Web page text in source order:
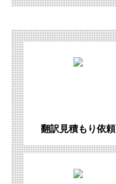
翻訳見積もり依頼